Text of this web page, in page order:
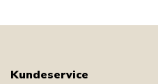
Kundeservice